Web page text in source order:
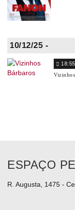
10/12/25 -
18:55
ESPAÇO
R. Augusta, 1475 -